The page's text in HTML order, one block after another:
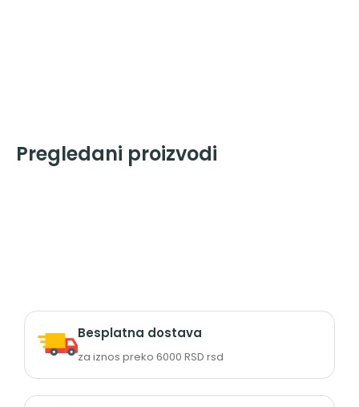
Pregledani proizvodi
Besplatna dostava
za iznos preko 6000 RSD rsd